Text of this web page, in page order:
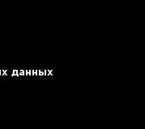
данных